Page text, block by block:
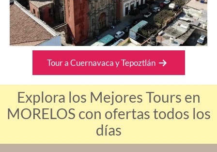
Tour a Cuernavaca y Tepoztlán
Explora los Mejores Tours en
MORELOS con ofertas todos los
días